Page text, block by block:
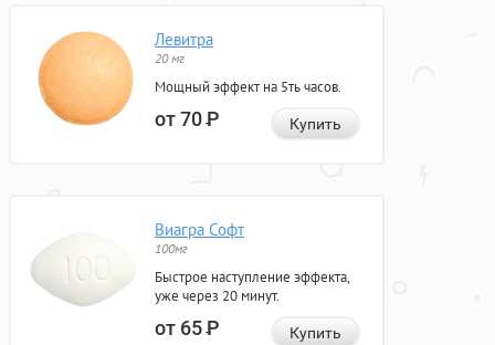
Левитра
20 мг
Мощный эффект на 5ть часов.
от 70Р Купить
Виагра Софт
100мг
Быстрое наступление эффекта,
уже через 20 минут.
от 65Р Купить